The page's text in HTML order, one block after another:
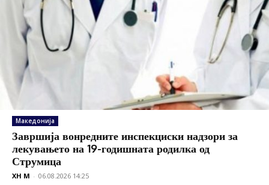
Македонија
Завршија вонредните инспекциски надзори за
лекувањето на 19-годишната родилка од
Струмица
XH M - 06.08.2026 14:25